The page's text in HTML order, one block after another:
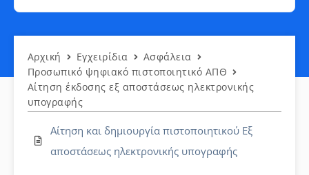
Αρχική Εγχειρίδια
Ασφάλεια
Προσωπικό ψηφιακό πιστοποιητικό ΑΠΘ
Αίτηση έκδοσης εξ αποστάσεως ηλεκτρονικής
υπογραφής
Αίτηση και δημιουργία πιστοποιητικού Εξ
αποστάσεως ηλεκτρονικής υπογραφής